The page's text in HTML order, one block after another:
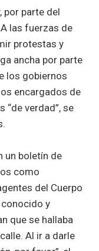
por parte del
las fuerzas de
protestas y
ancha por parte
los gobiernos
encargados de
verdad”, se
un boletín de
como
del Cuerpo
conocido y
que se hallaba
Al ir a darle